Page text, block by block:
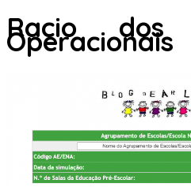
Racio dos
Operacionais